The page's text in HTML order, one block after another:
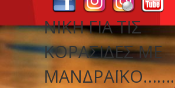
ΝΊΚΗ ΓΙΑ ΤΙΣ
ΚΟΡΑΣΊΔΕΣ ΜΕ
ΜΑΝΔΡΑΪΚΌ…….